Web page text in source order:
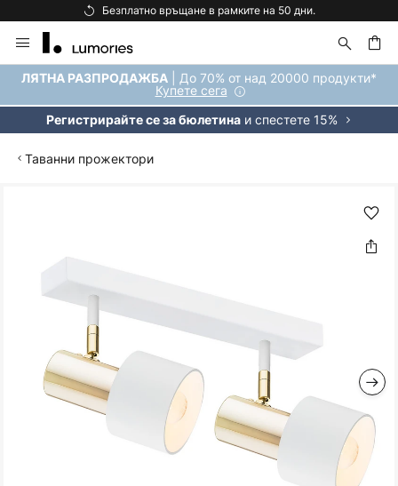
Безплатно връщане в рамките на 50 дни.
Прескачане
към
съдържанието
ЛЯТНА РАЗПРОДАЖБА | До 70% от над 20000 продукти*
Купете сега
Регистрирайте се за бюлетинаи спестете 15%
Таванни прожектори
изображенията